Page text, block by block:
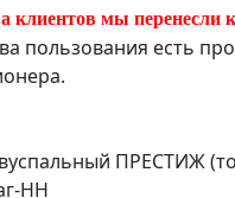
клиентов мы перенесли
пользования есть